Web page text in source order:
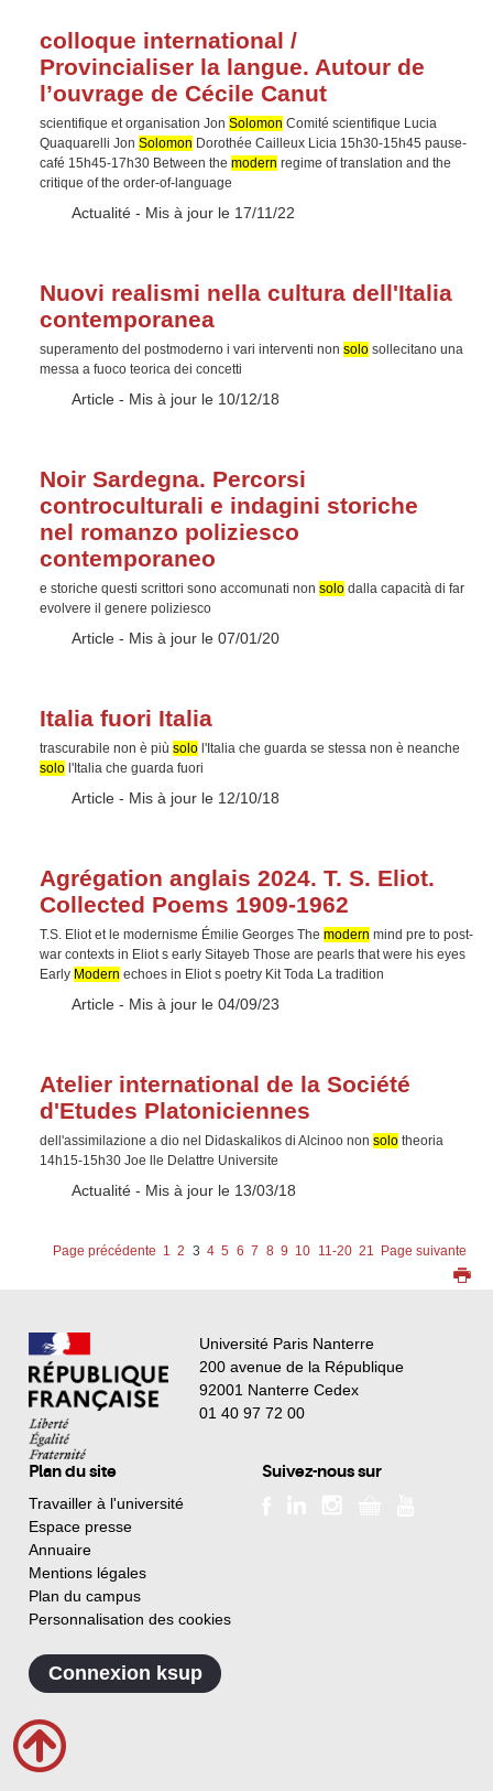
colloque international /
Provincialiser la langue. Autour de
l’ouvrage de Cécile Canut
scientifique et organisation Jon Solomon Comité scientifique Lucia
Quaquarelli Jon Solomon Dorothée Cailleux Licia 15h30-15h45 pause-
café 15h45-17h30 Between the modern regime of translation and the
critique of the order-of-language
Type :
Actualité - Mis à jour le 17/11/22
Nuovi realismi nella cultura dell'Italia
contemporanea
superamento del postmoderno i vari interventi non solo sollecitano una
messa a fuoco teorica dei concetti
Type :
Article - Mis à jour le 10/12/18
Noir Sardegna. Percorsi
controculturali e indagini storiche
nel romanzo poliziesco
contemporaneo
e storiche questi scrittori sono accomunati non solo dalla capacità di far
evolvere il genere poliziesco
Type :
Article - Mis à jour le 07/01/20
Italia fuori Italia
trascurabile non è più solo l'Italia che guarda se stessa non è neanche
solo l'Italia che guarda fuori
Type :
Article - Mis à jour le 12/10/18
Agrégation anglais 2024. T. S. Eliot.
Collected Poems 1909-1962
T.S. Eliot et le modernisme Émilie Georges The modern mind pre to post-
war contexts in Eliot s early Sitayeb Those are pearls that were his eyes
Early Modern echoes in Eliot s poetry Kit Toda La tradition
Type :
Article - Mis à jour le 04/09/23
Atelier international de la Société
d'Etudes Platoniciennes
dell'assimilazione a dio nel Didaskalikos di Alcinoo non solo theoria
14h15-15h30 Joe lle Delattre Universite
Type :
Actualité - Mis à jour le 13/03/18
Page précédente 1 2 3 4 5 6 7 8 9 10 11-20 21 Page suivante
Université Paris Nanterre
200 avenue de la République
92001 Nanterre Cedex
01 40 97 72 00
Plan du site
Travailler à l'université
Espace presse
Annuaire
Mentions légales
Plan du campus
Personnalisation des cookies
Suivez-nous sur
Connexion ksup